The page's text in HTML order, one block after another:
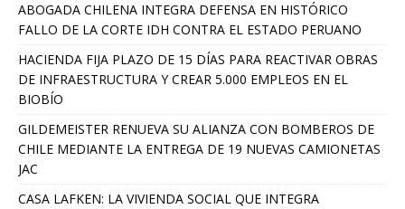
ABOGADA CHILENA INTEGRA DEFENSA EN HISTÓRICO
FALLO DE LA CORTE IDH CONTRA EL ESTADO PERUANO
HACIENDA FIJA PLAZO DE 15 DÍAS PARA REACTIVAR OBRAS
DE INFRAESTRUCTURA Y CREAR 5.000 EMPLEOS EN EL
BIOBÍO
GILDEMEISTER RENUEVA SU ALIANZA CON BOMBEROS DE
CHILE MEDIANTE LA ENTREGA DE 19 NUEVAS CAMIONETAS
JAC
CASA LAFKEN: LA VIVIENDA SOCIAL QUE INTEGRA